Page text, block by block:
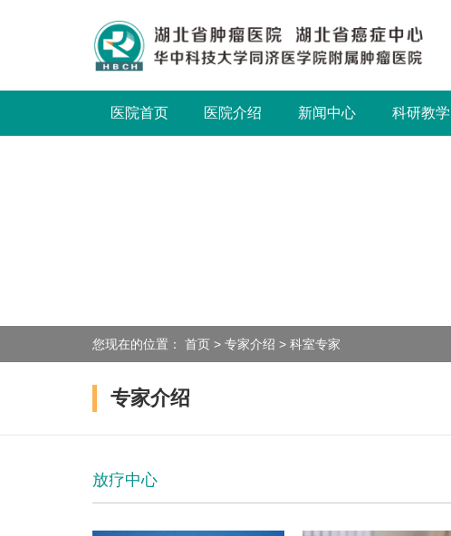
医院首页 医院介绍 新闻中心 科研教学
您现在的位置： 首页 > 专家介绍 > 科室专家
专家介绍
放疗中心